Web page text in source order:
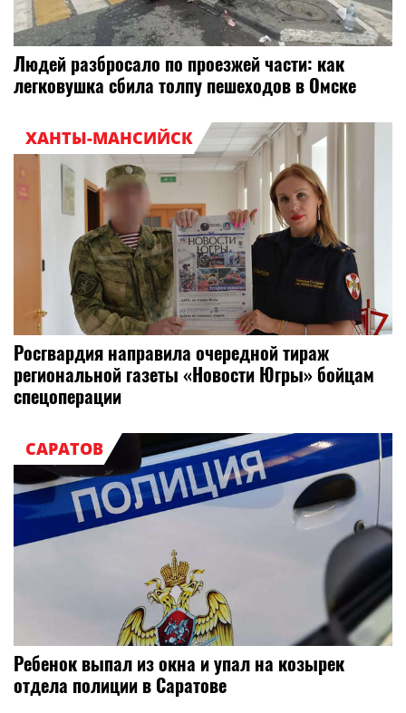
Людей разбросало по проезжей части: как
легковушка сбила толпу пешеходов в Омске
ХАНТЫ-МАНСИЙСК
Росгвардия направила очередной тираж
региональной газеты «Новости Югры» бойцам
спецоперации
САРАТОВ
Ребенок выпал из окна и упал на козырек
отдела полиции в Саратове